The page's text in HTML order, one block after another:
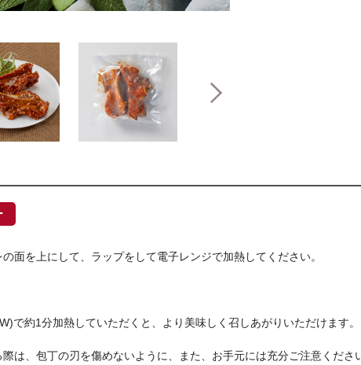
面を上にして、ラップをして電子レンジで加熱してください。
〉
で約1分加熱していただくと、より美味しく召しあがりいただけます。
は、包丁の刃を傷めないように、また、お手元には充分ご注意くださ